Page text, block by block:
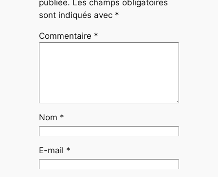
publiée. Les champs obligatoires
sont indiqués avec *
Commentaire *
Nom *
E-mail *